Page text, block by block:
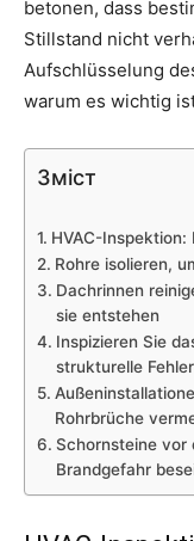
betonen, dass
Stillstand nicht
Aufschlüsselung
warum es wichtig
Зміст
HVAC-Inspektion:
Rohre isolieren,
Dachrinnen
sie entstehen
Inspizieren Sie
strukturelle Fehler
Rohrbrüche
Schornsteine vor
Brandgefahr